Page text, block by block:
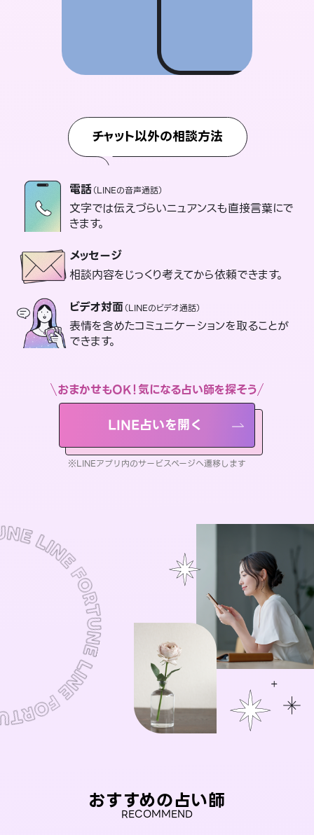
チャット以外の相談方法
電話（LINEの音声通話）
文字では伝えづらいニュアンスも直接言葉にで
きます。
メッセージ
相談内容をじっくり考えてから依頼できます。
ビデオ対面（LINEのビデオ通話）
表情を含めたコミュニケーションを取ることが
できます。
おまかせもOK！気になる占い師を探そう
LINE占いを開く
※LINEアプリ内のサービスページへ遷移します
おすすめの占い師
RECOMMEND